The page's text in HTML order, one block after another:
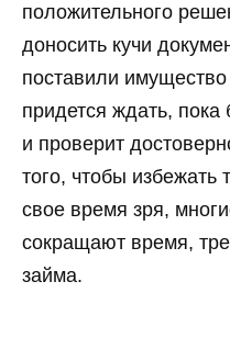
положительного
доносить кучи
поставили
придется ждать, пока
и проверит
того, чтобы избежать
свое время зря,
сокращают время,
займа.